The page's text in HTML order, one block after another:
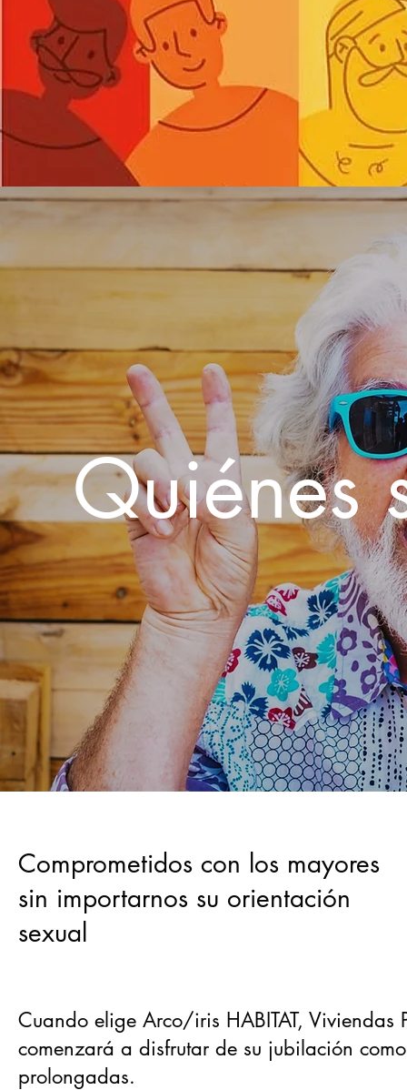
Quiénes
Comprometidos con los mayores
sin importarnos su orientación
sexual
Cuando elige Arco/iris HABITAT, Viviendas
comenzará a disfrutar de su jubilación
prolongadas.